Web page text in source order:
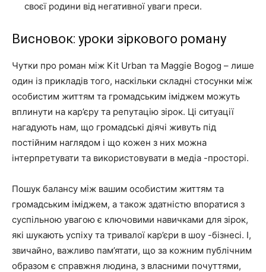
своєї родини від негативної уваги преси.
Висновок: уроки зіркового роману
Чутки про роман між Kit Urban та Maggie Bogog – лише
один із прикладів того, наскільки складні стосунки між
особистим життям та громадським іміджем можуть
вплинути на кар’єру та репутацію зірок. Ці ситуації
нагадують нам, що громадські діячі живуть під
постійним наглядом і що кожен з них можна
інтерпретувати та використовувати в медіа -просторі.
Пошук балансу між вашим особистим життям та
громадським іміджем, а також здатністю впоратися з
суспільною увагою є ключовими навичками для зірок,
які шукають успіху та тривалої кар’єри в шоу -бізнесі. І,
звичайно, важливо пам’ятати, що за кожним публічним
образом є справжня людина, з власними почуттями,